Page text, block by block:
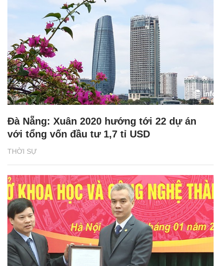
THỜI SỰ
Đà Nẵng: Xuân 2020 hướng tới 22 dự án
với tổng vốn đầu tư 1,7 tỉ USD